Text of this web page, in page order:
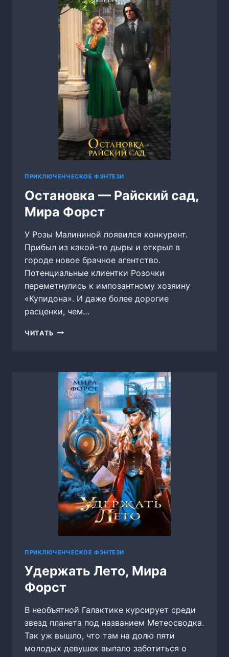
ПРИКЛЮЧЕНЧЕСКОЕ ФЭНТЕЗИ
Остановка — Райский сад,
Мира Форст
У Розы Малининой появился конкурент.
Прибыл из какой-то дыры и открыл в
городе новое брачное агентство.
Потенциальные клиентки Розочки
переметнулись к импозантному хозяину
«Купидона». И даже более дорогие
расценки, чем…
ЧИТАТЬ ОСТАНОВКА
МИРА
ФОРСТ
ПРИКЛЮЧЕНЧЕСКОЕ ФЭНТЕЗИ
Удержать Лето, Мира
Форст
В необъятной Галактике курсирует среди
звезд планета под названием Метеосводка.
Так уж вышло, что там на долю пяти
молодых девушек выпало заботиться о